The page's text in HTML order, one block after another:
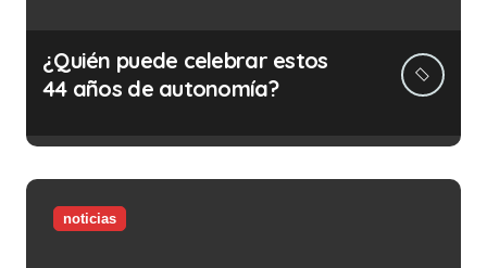
¿Quién puede celebrar estos
44 años de autonomía?
noticias